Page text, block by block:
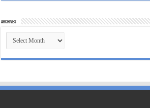
Archives
Archives